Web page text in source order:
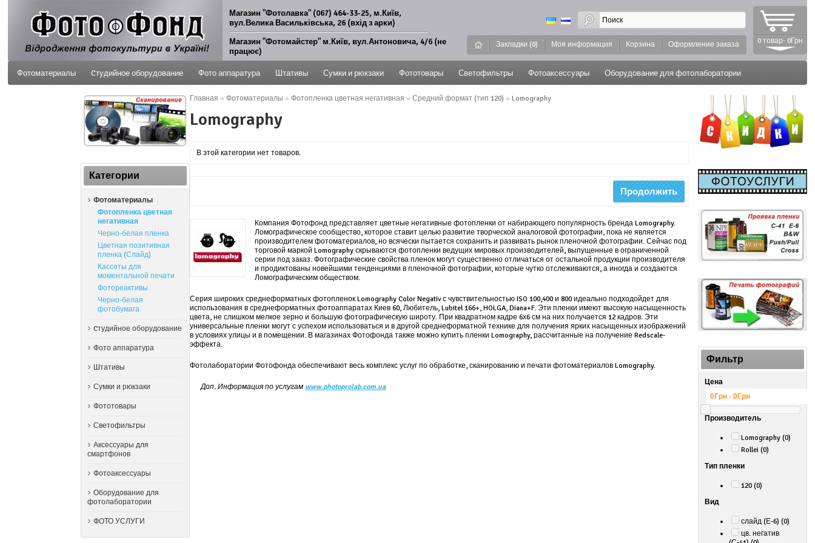
Магазин "Фотолавка" (067) 464-33-25, м.Київ,
вул.Велика Васильківська, 26 (вхід з арки)
Магазин "Фотомайстер" м.Київ, вул.Антоновича, 4/6 (не
працює)
0 товар- 0Грн
Закладки (0) Моя информация Корзина Оформление заказа
Фотоматериалы Cтудийное оборудование Фото аппаратура Штативы Сумки и рюкзаки Фототовары Светофильтры Фотоаксессуары Оборудование для фотолаборатории
Категории
Фотоматериалы
Фотопленка цветная
негативная
Черно-белая пленка
Цветная позитивная
пленка (Слайд)
Кассеты для
моментальной печати
Фотореактивы
Черно-белая
фотобумага
Cтудийное оборудование
Фото аппаратура
Штативы
Сумки и рюкзаки
Фототовары
Светофильтры
Аксессуары для
смартфонов
Фотоаксессуары
Оборудование для
фотолаборатории
ФОТО УСЛУГИ
Фильтр
Цена
Производитель
Lomography (0)
Rollei (0)
Тип пленки
120 (0)
Вид
слайд (Е-6) (0)
цв. негатив
Главная »Фотоматериалы »Фотопленка цветная негативная »Средний формат (тип 120) »Lomography
Lomography
В этой категории нет товаров.
Продолжить
Компания Фотофонд представляет цветные негативные фотопленки от набирающего популярность бренда Lomography.
Ломографическое сообщество, которое ставит целью развитие творческой аналоговой фотографии, пока не является
производителем фотоматериалов, но всячески пытается сохранить и развивать рынок пленочной фотографии. Сейчас под
торговой маркой Lomography скрываются фотопленки ведущих мировых производителей, выпущенные в ограниченной
серии под заказ. Фотографические свойства пленок могут существенно отличаться от остальной продукции производителя
и продиктованы новейшими тенденциями в пленочной фотографии, которые чутко отслеживаются, а иногда и создаются
Ломографическим обществом.
Серия широких среднеформатных фотопленок Lomography Color Negativ с чувствительностью ISO 100,400 и 800 идеально подходойдет для
использования в среднеформатных фотоаппаратах Киев 60, Любитель, Lubitel 166+, HOLGA, Diana+F. Эти пленки имеют высокую насыщенность
цвета, не слишком мелкое зерно и большую фотографическую широту. При квадратном кадре 6х6 см на них получается 12 кадров. Эти
универсальные пленки могут с успехом использоваться и в другой среднеформатной технике для получения ярких насыщенных изображений
в условиях улицы и в помещении. В магазинах Фотофонда также можно купить пленки Lomography, рассчитанные на получение Redscale-
эффекта.
Фотолаборатории Фотофонда обеспечивают весь комплекс услуг по обработке, сканированию и печати фотоматериалов Lomography.
Доп. Информация по услугам www.photoprolab.com.ua